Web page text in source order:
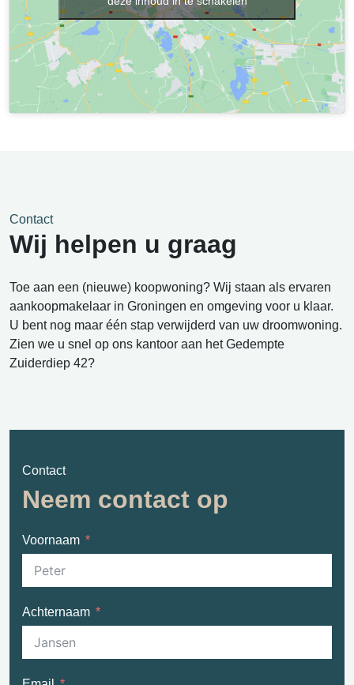
Contact
Neem contact op
Voornaam
Achternaam
Contact
Wij helpen u graag
Toe aan een (nieuwe) koopwoning? Wij staan als ervaren
aankoopmakelaar in Groningen en omgeving voor u klaar.
U bent nog maar één stap verwijderd van uw droomwoning.
Zien we u snel op ons kantoor aan het Gedempte
Zuiderdiep 42?